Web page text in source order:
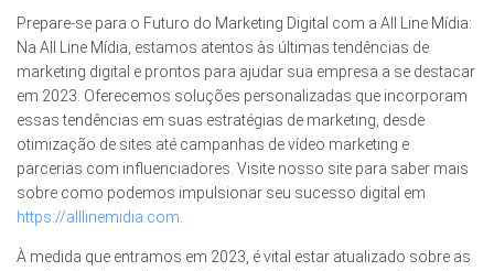
Prepare-se para o Futuro do Marketing Digital com a All Line Mídia:
Na All Line Mídia, estamos atentos às últimas tendências de
marketing digital e prontos para ajudar sua empresa a se destacar
em 2023. Oferecemos soluções personalizadas que incorporam
essas tendências em suas estratégias de marketing, desde
otimização de sites até campanhas de vídeo marketing e
parcerias com influenciadores. Visite nosso site para saber mais
sobre como podemos impulsionar seu sucesso digital em
https://alllinemidia.com
À medida que entramos em 2023, é vital estar atualizado sobre as